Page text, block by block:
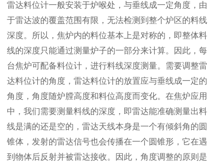
雷达料位计一般安装于炉喉处，与垂线成一定角度，由
于雷达波的覆盖范围有限，无法检测到整个炉区的料线
深度。所以，焦炉内的料位基本上是对称的，即整体料
线的深度只能通过测量炉子的一部分来计算。因此，每
台焦炉可配备料位计，进行料线深度测量。需要调整雷
达料位计的角度，雷达料位计的放置应与垂线成一定的
角度，角度随炉膛高度和料位高度而变化。在焦炉应用
中，我们需要测量料线的深度，即雷达能准确测量出料
线是满的还是空的，雷达天线本身是一个有倾斜角的圆
锥体，发射的雷达信号也会传播在一个圆锥形，它在遇
到物体后反射并被雷达接收。因此，角度调整的原则是